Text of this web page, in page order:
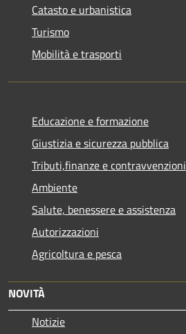
Catasto e urbanistica
Turismo
Mobilità e trasporti
Educazione e formazione
Giustizia e sicurezza pubblica
Tributi,finanze e contravvenzioni
Ambiente
Salute, benessere e assistenza
Autorizzazioni
Agricoltura e pesca
NOVITÀ
Notizie